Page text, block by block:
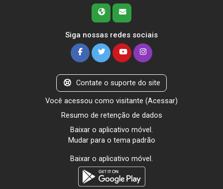
Siga nossas redes sociais
Contate o suporte do site
Você acessou como visitante (Acessar)
Resumo de retenção de dados
Baixar o aplicativo móvel.
Mudar para o tema padrão
Baixar o aplicativo móvel.